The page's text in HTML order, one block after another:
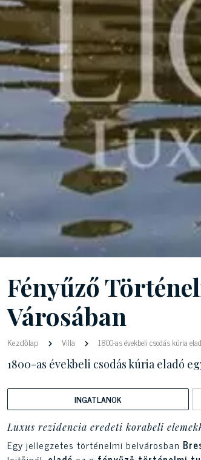
Fényűző
Városában
Kezdőlap Villa 1800-as évekbeli csodás kúria
1800-as évekbeli csodás kúria eladó
INGATLANOK
Luxus rezidencia eredeti korabeli
Egy jellegzetes történelmi belvárosban